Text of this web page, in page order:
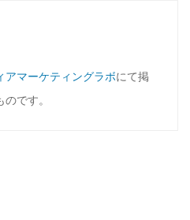
アマーケティングラボにて掲
です。